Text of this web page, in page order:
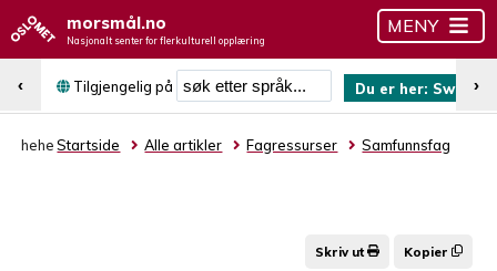
morsmål.no
Nasjonalt senter for flerkulturell opplæring
MENY
Tilgjengelig på
Søk etter språk
Du er her: Swahili
‹ ›
hehe Startside Alle artikler Fagressurser Samfunnsfag
Skriv ut Kopier